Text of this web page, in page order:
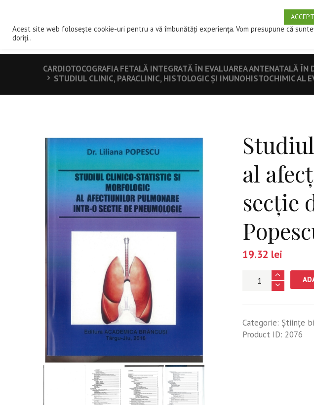
ACASA DESPRE EDITURĂ
CARDIOTOCOGRAFIA FETALĂ INTEGRATĂ ÎN EVALUAREA ANTENATALĂ
STUDIUL CLINIC, PARACLINIC, HISTOLOGIC ȘI IMUNOHISTOCHIMIC AL
al
secție
19.32 lei
Cantitate
și
morfologic
Categorie: Științe
Product ID: 2076
ACCEPT
Acest site web folosește cookie-uri pentru a vă îmbunătăți experiența. Vom presupune că
doriți..